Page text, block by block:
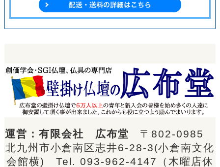
運営：有限会社 広布堂 〒802-0985
北九州市小倉南区志井6-28-3(小倉南文化
会館横) Tel.093-962-4147 （木曜店休